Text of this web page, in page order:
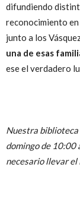
difundiendo
reconocimiento
junto a los
una de esas
ese el verdadero
Nuestra
domingo de 10:00
necesario llevar el